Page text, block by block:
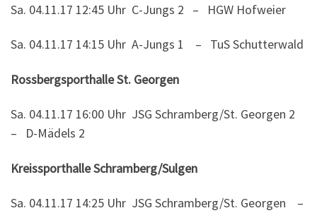
Sa. 04.11.17 12:45 Uhr C-Jungs 2 – HGW Hofweier
Sa. 04.11.17 14:15 Uhr A-Jungs 1 – TuS Schutterwald
Rossbergsporthalle St. Georgen
Sa. 04.11.17 16:00 Uhr JSG Schramberg/St. Georgen 2
– D-Mädels 2
Kreissporthalle Schramberg/Sulgen
Sa. 04.11.17 14:25 Uhr JSG Schramberg/St. Georgen –